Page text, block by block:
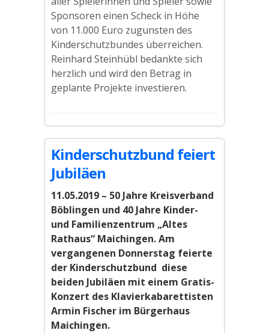
Sponsoren einen Scheck in Höhe
von 11.000 Euro zugunsten des
Kinderschutzbundes überreichen.
Reinhard Steinhübl bedankte sich
herzlich und wird den Betrag in
geplante Projekte investieren.
Kinderschutzbund feiert
Jubiläen
11.05.2019 – 50 Jahre Kreisverband
Böblingen und 40 Jahre Kinder-
und Familienzentrum „Altes
Rathaus“ Maichingen. Am
vergangenen Donnerstag feierte
der Kinderschutzbund diese
beiden Jubiläen mit einem Gratis-
Konzert des Klavierkabarettisten
Armin Fischer im Bürgerhaus
Maichingen.